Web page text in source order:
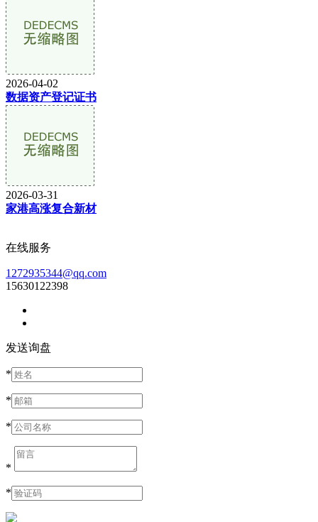
2026-04-02
数据资产登记证书
2026-03-31
家港高涨复合新材
在线服务
1272935344@qq.com
15630122398
发送询盘
*
*
*
*
*